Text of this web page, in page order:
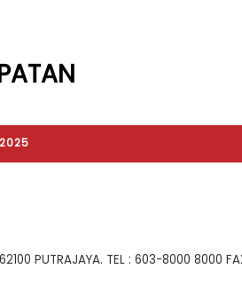
62100 PUTRAJAYA. TEL : 603-8000 8000